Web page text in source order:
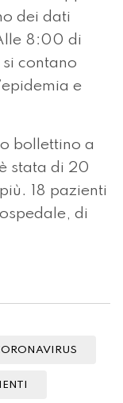
dei dati
8:00 di
contano
e
bollettino a
stata di 20
18 pazienti
di